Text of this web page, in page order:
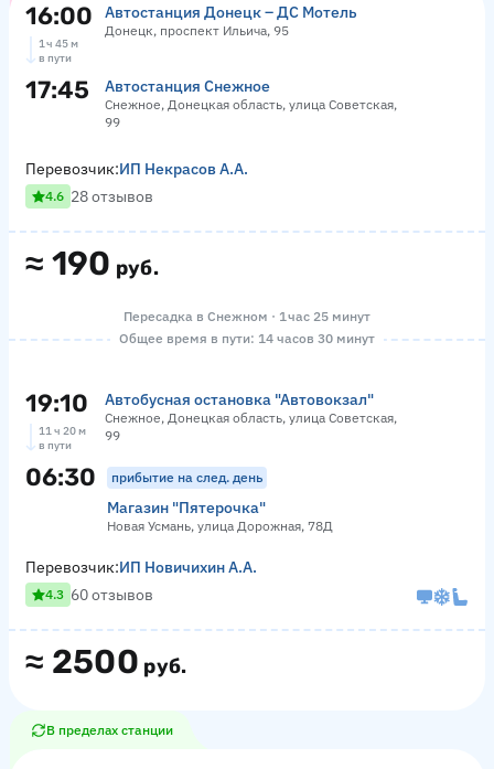
16:00 Автостанция Донецк – ДС Мотель
Донецк, проспект Ильича, 95
1 ч 45 м
в пути
17:45 Автостанция Снежное
Снежное, Донецкая область, улица Советская,
99
≈ 190 руб.
Перевозчик:ИП Некрасов А.А.
4.6 28 отзывов
Пересадка в Снежном · 1 час 25 минут
Общее время в пути: 14 часов 30 минут
19:10 Автобусная остановка "Автовокзал"
Снежное, Донецкая область, улица Советская,
99
11 ч 20 м
в пути
06:30 прибытие на след. день
Магазин "Пятерочка"
Новая Усмань, улица Дорожная, 78Д
≈ 2500 руб.
Перевозчик:ИП Новичихин А.А.
4.3 60 отзывов
В пределах станции